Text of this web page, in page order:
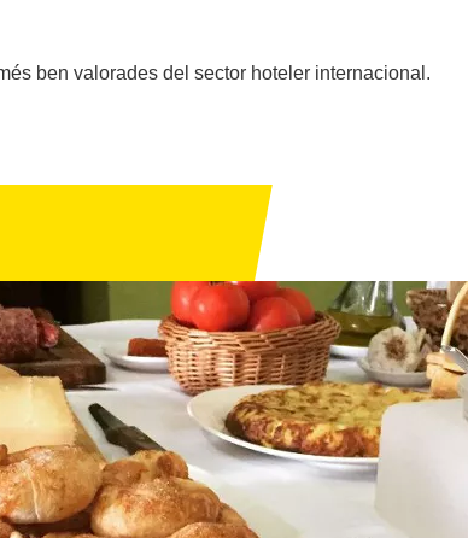
ben valorades del sector hoteler internacional.